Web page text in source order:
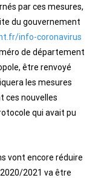
par ces mesures,
du gouvernement
info-coronavirus
de département
être renvoyé
les mesures
ces nouvelles
qui avait pu
vont encore réduire
2021 va être